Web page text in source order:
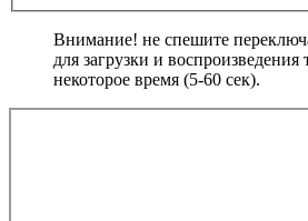
Внимание! не спешите
для загрузки и воспроизведения
некоторое время (5-60 сек).